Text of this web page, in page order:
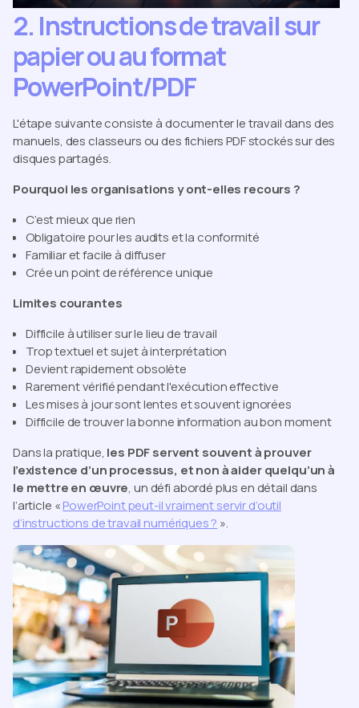
2. Instructions de travail sur
papier ou au format
PowerPoint/PDF
L'étape suivante consiste à documenter le travail dans des
manuels, des classeurs ou des fichiers PDF stockés sur des
disques partagés.
Pourquoi les organisations y ont-elles recours ?
C’est mieux que rien
Obligatoire pour les audits et la conformité
Familiar et facile à diffuser
Crée un point de référence unique
Limites courantes
Difficile à utiliser sur le lieu de travail
Trop textuel et sujet à interprétation
Devient rapidement obsolète
Rarement vérifié pendant l'exécution effective
Les mises à jour sont lentes et souvent ignorées
Difficile de trouver la bonne information au bon moment
Dans la pratique, les PDF servent souvent à prouver
l’existence d’un processus, et non à aider quelqu’un à
le mettre en œuvre, un défi abordé plus en détail dans
l’article «PowerPoint peut-il vraiment servir d’outil
d’instructions de travail numériques ? ».